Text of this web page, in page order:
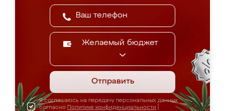
Желаемый бюджет
Отправить
Я соглашаюсь на передачу персональных данных
согласно Политике конфиденциальности